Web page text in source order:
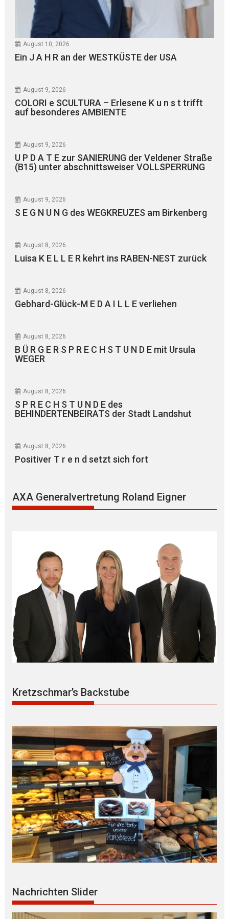
August 10, 2026
Ein J A H R an der WESTKÜSTE der USA
August 9, 2026
COLORI e SCULTURA – Erlesene K u n s t trifft
auf besonderes AMBIENTE
August 9, 2026
U P D A T E zur SANIERUNG der Veldener Straße
(B15) unter abschnittsweiser VOLLSPERRUNG
August 9, 2026
S E G N U N G des WEGKREUZES am Birkenberg
August 8, 2026
Luisa K E L L E R kehrt ins RABEN-NEST zurück
August 8, 2026
Gebhard-Glück-M E D A I L L E verliehen
August 8, 2026
B Ü R G E R S P R E C H S T U N D E mit Ursula
WEGER
August 8, 2026
S P R E C H S T U N D E des
BEHINDERTENBEIRATS der Stadt Landshut
August 8, 2026
Positiver T r e n d setzt sich fort
AXA Generalvertretung Roland Eigner
Kretzschmar’s Backstube
Nachrichten Slider